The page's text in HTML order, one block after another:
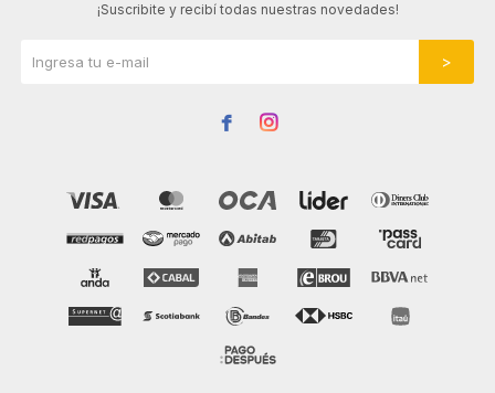
¡Suscribite y recibí todas nuestras novedades!
 